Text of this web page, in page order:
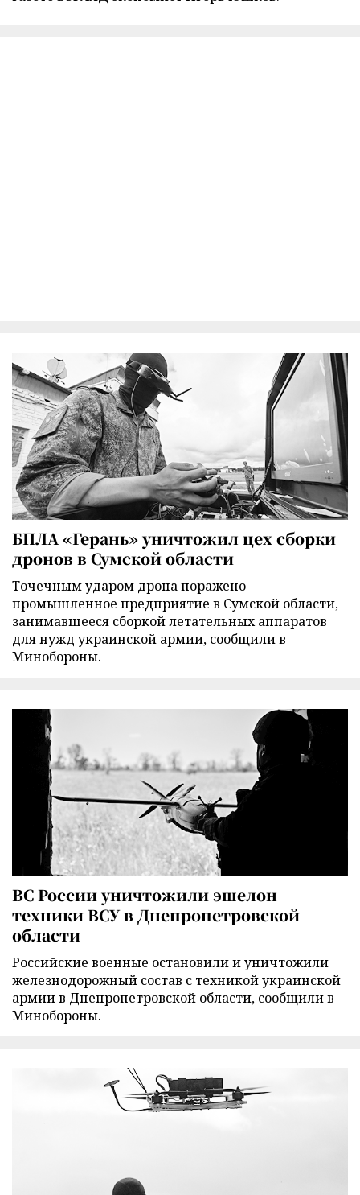
БПЛА «Герань» уничтожил цех сборки
дронов в Сумской области
Точечным ударом дрона поражено
промышленное предприятие в Сумской области,
занимавшееся сборкой летательных аппаратов
для нужд украинской армии, сообщили в
Минобороны.
ВС России уничтожили эшелон
техники ВСУ в Днепропетровской
области
Российские военные остановили и уничтожили
железнодорожный состав с техникой украинской
армии в Днепропетровской области, сообщили в
Минобороны.